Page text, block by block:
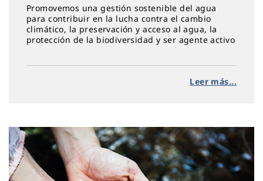
Promovemos una gestión sostenible del agua
para contribuir en la lucha contra el cambio
climático, la preservación y acceso al agua, la
protección de la biodiversidad y ser agente activo
Leer más...